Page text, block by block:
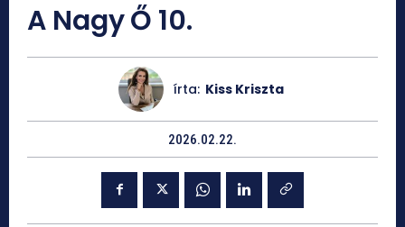
A Nagy Ő 10.
írta: Kiss Kriszta
2026.02.22.